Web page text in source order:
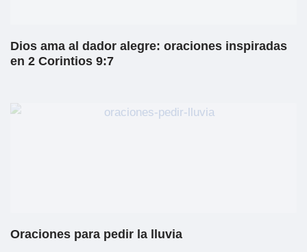
Dios ama al dador alegre: oraciones inspiradas
en 2 Corintios 9:7
Oraciones para pedir la lluvia